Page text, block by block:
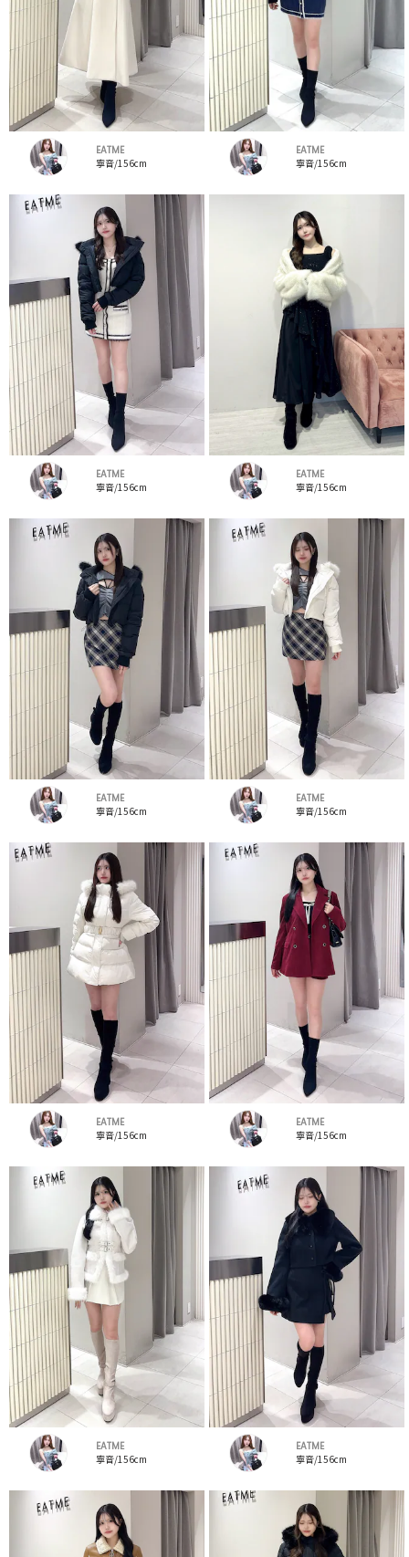
EATME
寧音/156cm
EATME
寧音/156cm
EATME
寧音/156cm
EATME
寧音/156cm
EATME
寧音/156cm
EATME
寧音/156cm
EATME
寧音/156cm
EATME
寧音/156cm
EATME
寧音/156cm
EATME
寧音/156cm